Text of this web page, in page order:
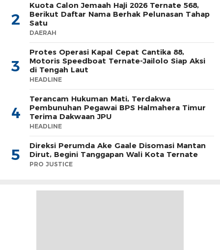
2
Kuota Calon Jemaah Haji 2026 Ternate 568,
Berikut Daftar Nama Berhak Pelunasan Tahap
Satu
DAERAH
3
Protes Operasi Kapal Cepat Cantika 88,
Motoris Speedboat Ternate-Jailolo Siap Aksi
di Tengah Laut
HEADLINE
4
Terancam Hukuman Mati, Terdakwa
Pembunuhan Pegawai BPS Halmahera Timur
Terima Dakwaan JPU
HEADLINE
5
Direksi Perumda Ake Gaale Disomasi Mantan
Dirut, Begini Tanggapan Wali Kota Ternate
PRO JUSTICE